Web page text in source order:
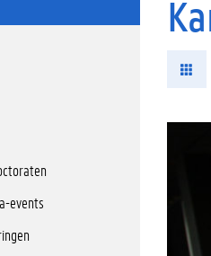
events